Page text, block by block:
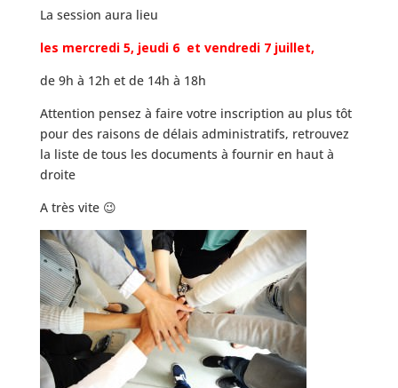
La session aura lieu
les mercredi 5, jeudi 6 et vendredi 7 juillet,
de 9h à 12h et de 14h à 18h
Attention pensez à faire votre inscription au plus tôt
pour des raisons de délais administratifs, retrouvez
la liste de tous les documents à fournir en haut à
droite
A très vite 😉